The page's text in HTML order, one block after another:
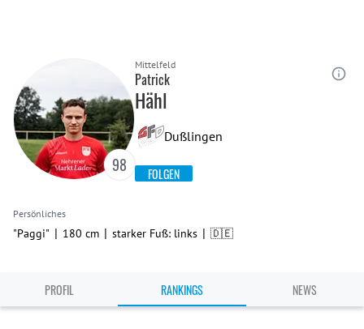
98
Mittelfeld
Patrick
Hähl
Dußlingen
FOLGEN
Persönliches
"Paggi" | 180 cm | starker Fuß: links | 🇩🇪
PROFIL RANKINGS NEWS